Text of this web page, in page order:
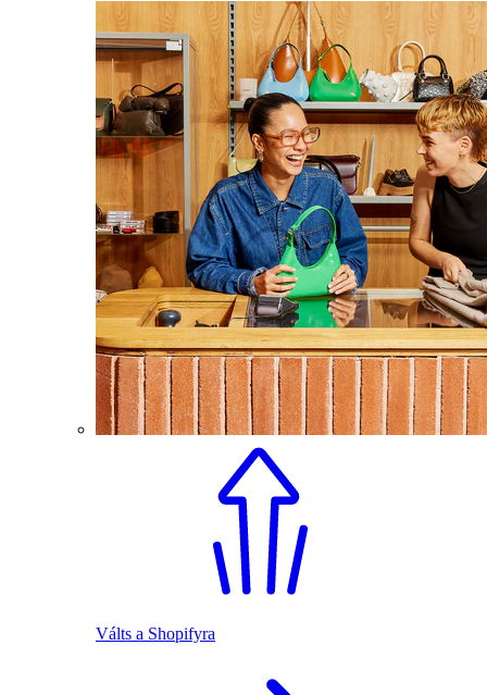
Válts a Shopifyra